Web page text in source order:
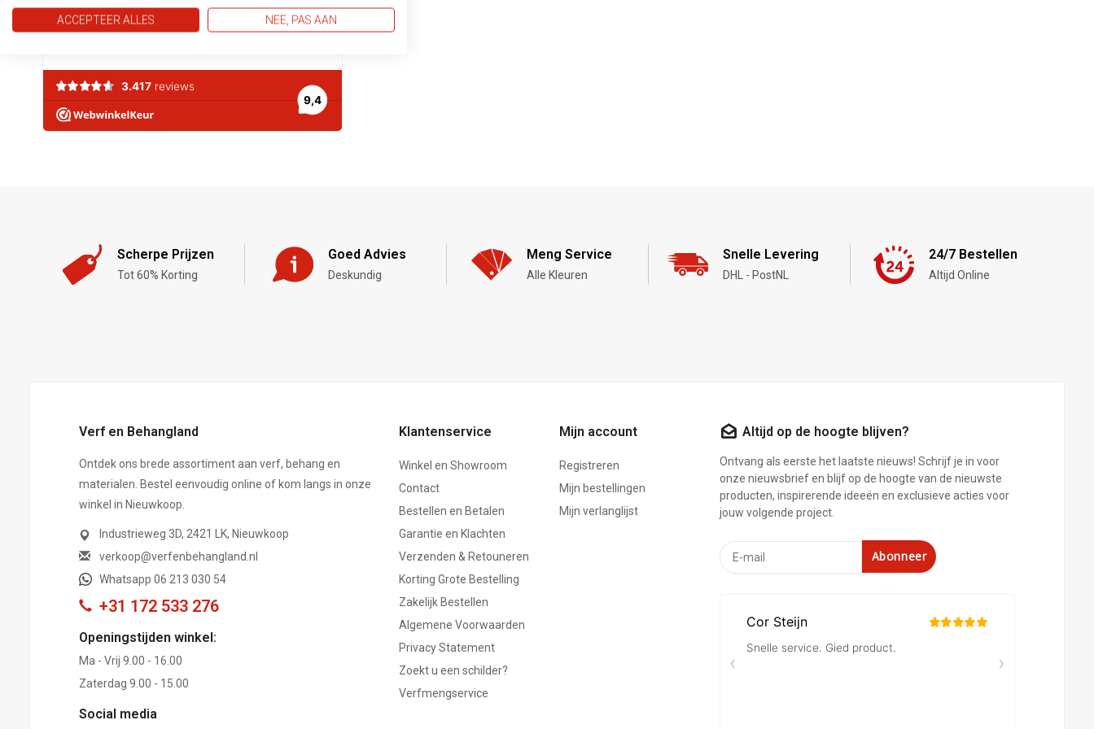
Scherpe Prijzen
Tot 60% Korting
Goed Advies
Deskundig
Meng Service
Alle Kleuren
Snelle Levering
DHL - PostNL
24/7 Bestellen
Altijd Online
Verf en Behangland
Ontdek ons brede assortiment aan verf, behang en
materialen. Bestel eenvoudig online of kom langs in onze
winkel in Nieuwkoop.
Industrieweg 3D, 2421 LK, Nieuwkoop
verkoop@verfenbehangland.nl
Whatsapp 06 213 030 54
+31 172 533 276
Openingstijden winkel:
Ma - Vrij 9.00 - 16.00
Zaterdag 9.00 - 15.00
Social media
Klantenservice
Winkel en Showroom
Contact
Bestellen en Betalen
Garantie en Klachten
Verzenden & Retouneren
Korting Grote Bestelling
Zakelijk Bestellen
Algemene Voorwaarden
Privacy Statement
Zoekt u een schilder?
Verfmengservice
Mijn account
Registreren
Mijn bestellingen
Mijn verlanglijst
Altijd op de hoogte blijven?
Ontvang als eerste het laatste nieuws! Schrijf je in voor
onze nieuwsbrief en blijf op de hoogte van de nieuwste
producten, inspirerende ideeën en exclusieve acties voor
jouw volgende project.
Abonneer
ACCEPTEER ALLES NEE, PAS AAN